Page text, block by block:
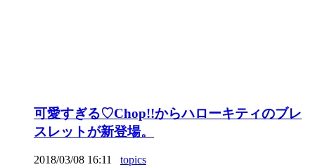
可愛すぎる♡Chop!!からハローキティのブレ
スレットが新登場。
2018/03/08 16:11 topics